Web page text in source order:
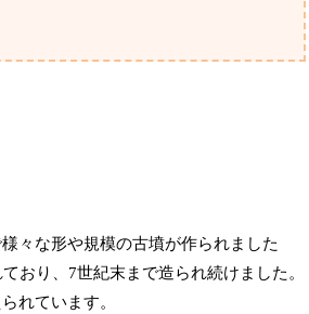
々な形や規模の古墳が作られました
おり、7世紀末まで造られ続けました。
れています。